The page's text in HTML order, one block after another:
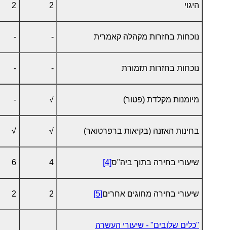
היגוי 2
2
נוכחות בחזרות מקהלה קאמרית -
-
נוכחות בחזרות תזמורת -
-
מיומנות מקלדת (פטור) √
-
בחינות האזנה (בקיאות ברפרטואר) √
√
שיעורי בחירה בתוך ביה"ס[4]
4
6
שיעורי בחירה מחוגים אחרים[5]
2
2
"כלים שלובים" - שיעורי העשרה